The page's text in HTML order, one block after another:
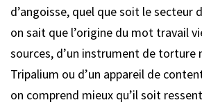
d’angoisse, quel que soit le secteur
on sait que l’origine du mot travail
sources, d’un instrument de torture
Tripalium ou d’un appareil de
on comprend mieux qu’il soit